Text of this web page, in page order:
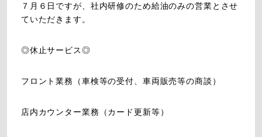
７月６日ですが、社内研修のため給油のみの営業とさせ
ていただきます。
◎休止サービス◎
フロント業務（車検等の受付、車両販売等の商談）
店内カウンター業務（カード更新等）